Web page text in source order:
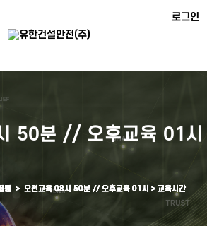
로그인
50분 // 오후교육 01시
개 > 오전교육 08시 50분 // 오후교육 01시 > 교육시간
육 > 오전교육 08시 50분 // 오후교육 01시 > 교육시간
정 > 오전교육 08시 50분 // 오후교육 01시 > 교육시간
료 > 오전교육 08시 50분 // 오후교육 01시 > 교육시간
변 > 오전교육 08시 50분 // 오후교육 01시 > 교육시간